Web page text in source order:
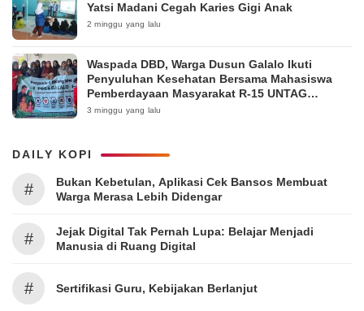
Yatsi Madani Cegah Karies Gigi Anak
2 minggu yang lalu
Waspada DBD, Warga Dusun Galalo Ikuti
Penyuluhan Kesehatan Bersama Mahasiswa
Pemberdayaan Masyarakat R-15 UNTAG
Surabaya 2026
3 minggu yang lalu
DAILY KOPI
#
Bukan Kebetulan, Aplikasi Cek Bansos Membuat
Warga Merasa Lebih Didengar
#
Jejak Digital Tak Pernah Lupa: Belajar Menjadi
Manusia di Ruang Digital
# Sertifikasi Guru, Kebijakan Berlanjut